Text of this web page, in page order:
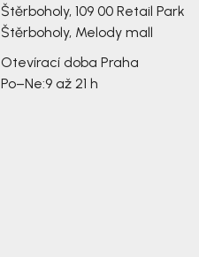
Štěrboholy, 109 00 Retail Park
Štěrboholy, Melody mall
Otevírací doba Praha
Po–Ne:9 až 21 h